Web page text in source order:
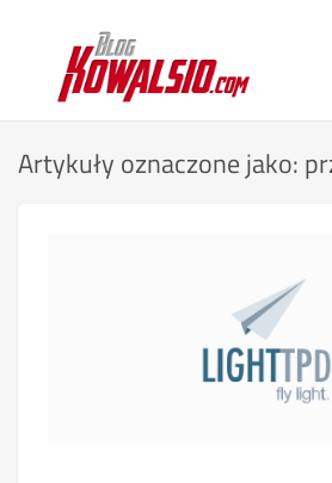
Artykuły oznaczone jako: